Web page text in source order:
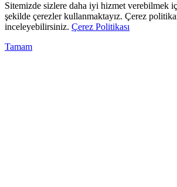
Sitemizde sizlere daha iyi hizmet verebilmek
şekilde çerezler kullanmaktayız. Çerez
inceleyebilirsiniz. Çerez Politikası
Tamam